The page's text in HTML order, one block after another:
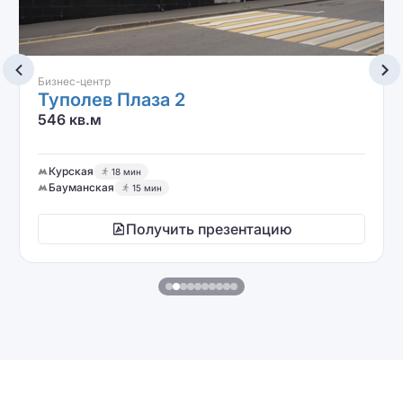
Бизнес-центр
Туполев Плаза 2
546 кв.м
Курская 18 мин
Бауманская 15 мин
Получить презентацию